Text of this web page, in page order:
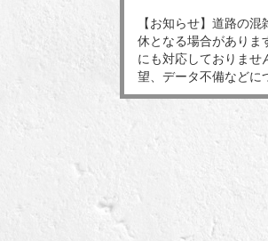
【お知らせ】道路の
休となる場合がありま
にも対応しておりませ
望、データ不備などに